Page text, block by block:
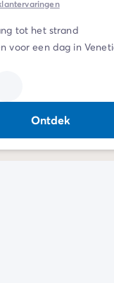
tot het strand
voor een dag in
Ontdek